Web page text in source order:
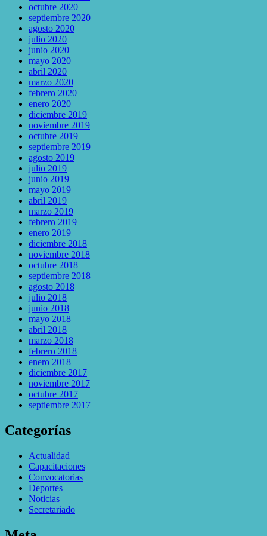
octubre 2020
septiembre 2020
agosto 2020
julio 2020
junio 2020
mayo 2020
abril 2020
marzo 2020
febrero 2020
enero 2020
diciembre 2019
noviembre 2019
octubre 2019
septiembre 2019
agosto 2019
julio 2019
junio 2019
mayo 2019
abril 2019
marzo 2019
febrero 2019
enero 2019
diciembre 2018
noviembre 2018
octubre 2018
septiembre 2018
agosto 2018
julio 2018
junio 2018
mayo 2018
abril 2018
marzo 2018
febrero 2018
enero 2018
diciembre 2017
noviembre 2017
octubre 2017
septiembre 2017
Categorías
Actualidad
Capacitaciones
Convocatorias
Deportes
Noticias
Secretariado